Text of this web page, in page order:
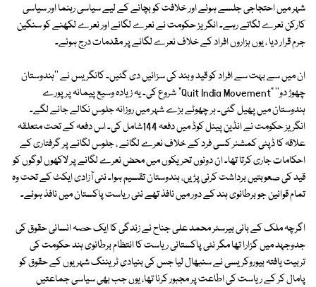
شہر میں احتجاجی جلسے ہوئے اور خلافت کو بچانے کے لیے سیاسی رہنما اور سیاسی
کارکن نعرے لگاتے رہے۔ انگریز حکومت نے نعرے لگانے اور نعرے لکھنے کو سنگین
جرم قرار دیا ، یوں ہزاروں افراد کے خلاف نعرے لگانے پر مقدمات درج ہوئے۔
ان میں سے بہت سے افراد کو قید وبند کی سزائیں دی گئیں۔ کانگریس نے ''ہندوستان
چھوڑ دو'' "Quit India Movement" شروع کی۔ یہ زیادہ وسیع پیمانہ پر پورے
ہندوستان میں پھیل گئی۔ ہر چھوٹے بڑے شہر میں روزانہ جلوس نکالے جانے لگے۔
انگریز حکومت نے انڈین پینل کوڈ میں دفعہ 144شامل کی۔ اس دفعہ کے تحت متعلقہ
علاقہ کا ڈپٹی کمشنر کسی فرد کے خلاف نعرے لگانے ، جلوس لگانے پر گرفتاری کے
احکامات جاری کرتا تھا۔ ان دونوں تحریکوں میں محض نعرے لگانے پر لاکھوں لوگوں کو
قید کی صعوبتیں برداشت کرنی پڑیں، ہندوستان تقسیم ہوا۔ نئی آزادی ایکٹ کے تحت وہ
تمام قوانین جو برطانوی ہند کے دور میں نافذ تھے نئی ریاست پاکستان میں نافذ ہوئے۔
اگرچہ ملک کے بانی بیرسٹر محمد علی جناح نے زندگی کا ایک حصہ انسانی حقوق کی
جدوجہد میں گزارا تھا مگر نئی پاکستانی ریاست کا انتظام برطانوی ہند حکومت کی
تربیت یافتہ بیوروکریسی نے سنبھال لیا جس کی بنیادی ٹریننگ شہریوں کے حقوق کو
پامال کر کے ریاست کی اطاعت پر مجبور کرنا تھا، یوں جب بھی سیاسی جماعتیں